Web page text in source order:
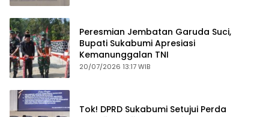
Peresmian Jembatan Garuda Suci,
Bupati Sukabumi Apresiasi
Kemanunggalan TNI
20/07/2026 13:17 WIB
Tok! DPRD Sukabumi Setujui Perda